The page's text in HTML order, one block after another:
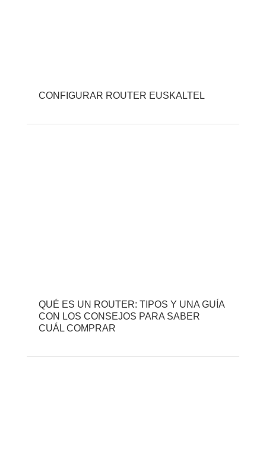
CONFIGURAR ROUTER EUSKALTEL
QUÉ ES UN ROUTER: TIPOS Y UNA GUÍA
CON LOS CONSEJOS PARA SABER
CUÁL COMPRAR